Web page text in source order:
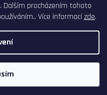
Dalším procházením tohoto
Více informacízde.
. VŠECHNA PRÁVA VYHRAZENA.